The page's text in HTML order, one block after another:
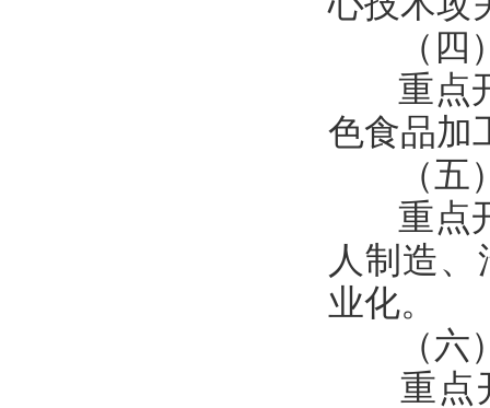
（四）
重点开
色食品加
（五）
重点开
人制造
业化。
（六）
重点开